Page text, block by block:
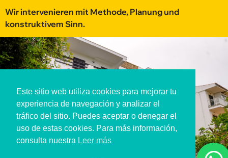
Wir intervenieren mit Methode, Planung und
konstruktivem Sinn.
Este sitio web utiliza cookies para mejorar tu
experiencia de navegación y analizar el
tráfico del sitio. Puedes aceptar o denegar el
uso de estas cookies. Para más información,
consulta nuestra Leer más